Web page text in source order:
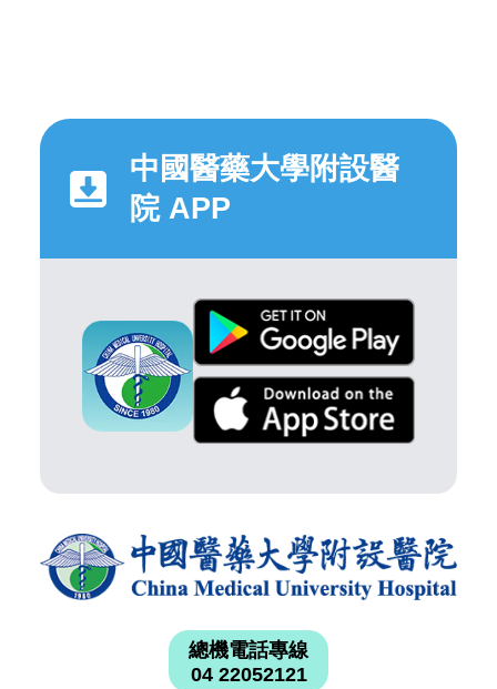
中國醫藥大學附設醫
院 APP
總機電話專線
04 22052121